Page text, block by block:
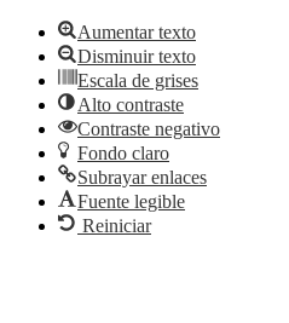
Aumentar texto
Disminuir texto
Escala de grises
Alto contraste
Contraste negativo
Fondo claro
Subrayar enlaces
Fuente legible
Reiniciar